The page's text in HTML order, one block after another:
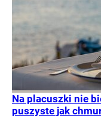
Na placuszki nie
puszyste jak